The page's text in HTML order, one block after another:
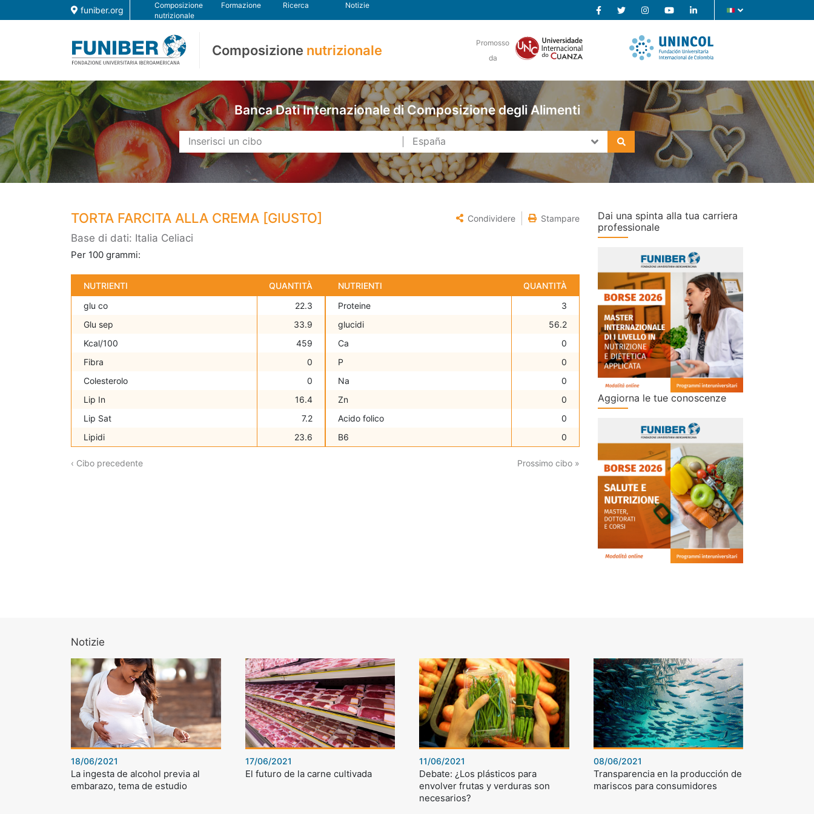
funiber.org
Composizione
nutrizionale
Formazione Ricerca Notizie
Composizione nutrizionale
Promosso
da
Banca Dati Internazionale di Composizione degli Alimenti
TORTA FARCITA ALLA CREMA [GIUSTO] Condividere Stampare
Base di dati: Italia Celiaci
Per 100 grammi:
NUTRIENTI
QUANTITÀ
glu co
22.3
Glu sep
33.9
Kcal/100
459
Fibra
0
Colesterolo
0
Lip In
16.4
Lip Sat
7.2
Lipidi
23.6
NUTRIENTI
QUANTITÀ
Proteine
3
glucidi
56.2
Ca
0
P
0
Na
0
Zn
0
Acido folico
0
B6
0
‹ Cibo precedente Prossimo cibo »
Dai una spinta alla tua carriera
professionale
Aggiorna le tue conoscenze
Notizie
18/06/2021
La ingesta de alcohol previa al
embarazo, tema de estudio
17/06/2021
El futuro de la carne cultivada
11/06/2021
Debate: ¿Los plásticos para
envolver frutas y verduras son
necesarios?
08/06/2021
Transparencia en la producción de
mariscos para consumidores